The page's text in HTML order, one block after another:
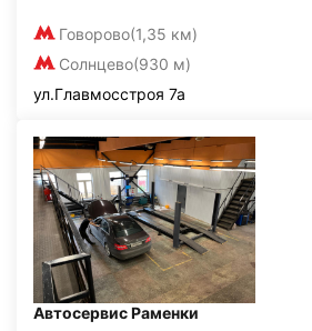
Говорово(1,35 км)
Солнцево(930 м)
ул.Главмосстроя 7а
Автосервис Раменки